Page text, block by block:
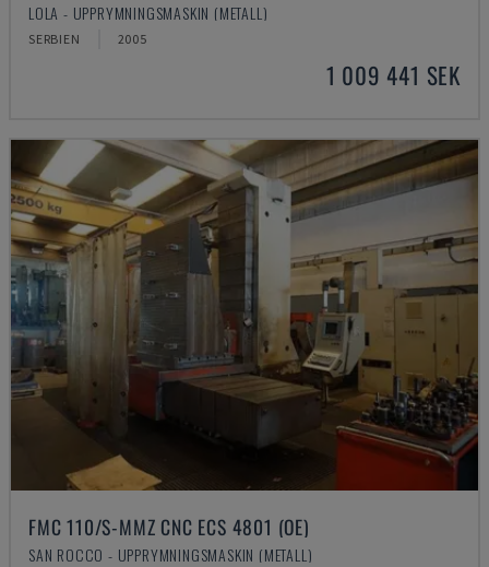
LOLA - UPPRYMNINGSMASKIN (METALL)
SERBIEN 2005
1 009 441 SEK
FMC 110/S-MMZ CNC ECS 4801 (OE)
SAN ROCCO - UPPRYMNINGSMASKIN (METALL)